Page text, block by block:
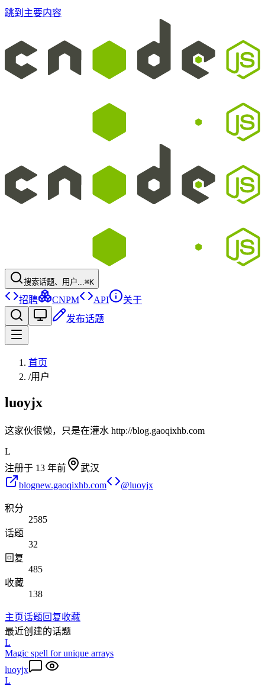
跳到主要内容
搜索话题、用户...⌘K
招聘 CNPM API
关于
发布话题
首页
/用户
luoyjx
这家伙很懒，只是在灌水 http://blog.gaoqixhb.com
L
注册于 13 年前
武汉
blognew.gaoqixhb.com
@luoyjx
积分
2585
话题
32
回复
485
收藏
138
主页话题回复收藏
最近创建的话题
L
Magic spell for unique arrays
luoyjx
L